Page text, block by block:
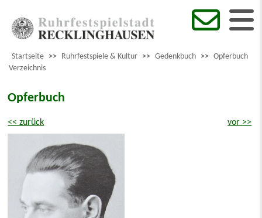
Startseite >> Ruhrfestspiele & Kultur >> Gedenkbuch >> Opferbuch
Verzeichnis
Opferbuch
<< zurück vor >>